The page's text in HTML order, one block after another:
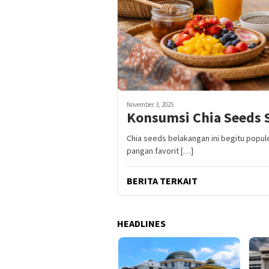
November 3, 2025
Konsumsi Chia Seeds
Chia seeds belakangan ini begitu
pangan favorit […]
BERITA TERKAIT
HEADLINES